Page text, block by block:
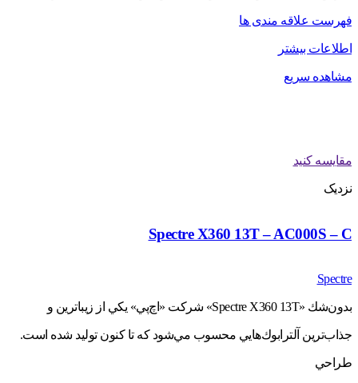
فهرست علاقه مندی ها
اطلاعات بیشتر
مشاهده سریع
مقایسه کنید
نزدیک
Spectre X360 13T – AC000S – C
Spectre
بدون‌شك «Spectre X360 13T» شركت «اچ‌پي» يكي از زيباترين و
جذاب‌ترين آلترابوك‌هايي محسوب مي‌شود كه تا كنون توليد شده است.
طراحي